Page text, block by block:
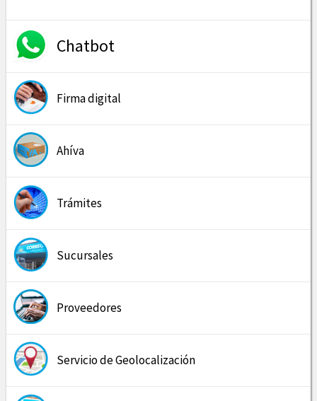
Chatbot
Firma digital
Ahíva
Trámites
Sucursales
Proveedores
Servicio de Geolocalización